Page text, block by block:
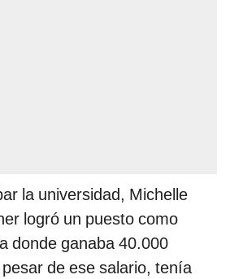
la universidad, Michelle
logró un puesto como
donde ganaba 40.000
de ese salario, tenía